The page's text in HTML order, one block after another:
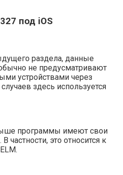
под iOS
раздела, данные
не предусматривают
устройствами через
здесь используется
программы имеют свои
частности, это относится к